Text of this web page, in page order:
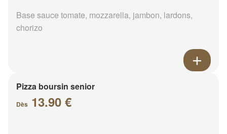
Base sauce tomate, mozzarella, jambon, lardons,
chorizo
Pizza boursin senior
Dès 13.90 €